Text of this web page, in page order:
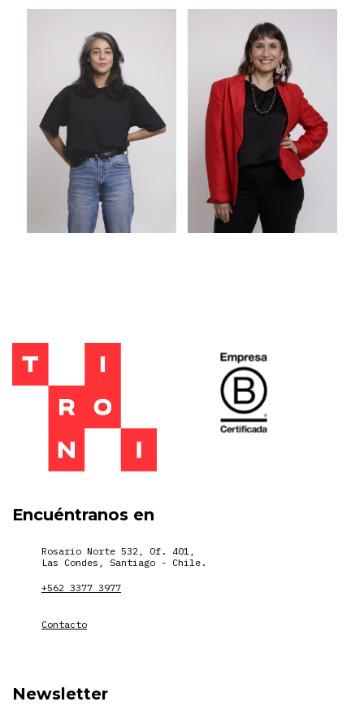
Encuéntranos en
Rosario Norte 532, Of. 401,
Las Condes, Santiago - Chile.
+562 3377 3977
Contacto
Newsletter